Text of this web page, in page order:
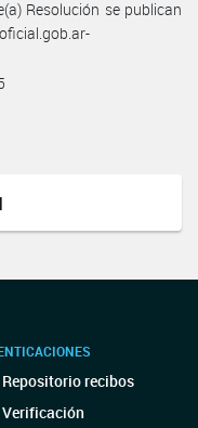
Resolución se publican
Repositorio recibos
Verificación